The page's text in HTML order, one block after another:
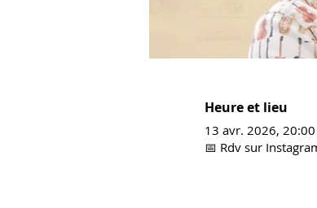
Heure et lieu
13 avr. 2026,
📅 Rdv sur